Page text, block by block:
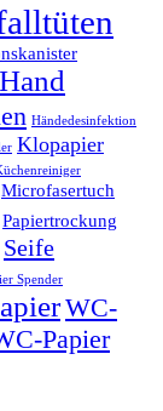
Hand
Händedesinfektion
Klopapier
Microfasertuch
Papiertrockung
Seife
Spender
WC-
Papier